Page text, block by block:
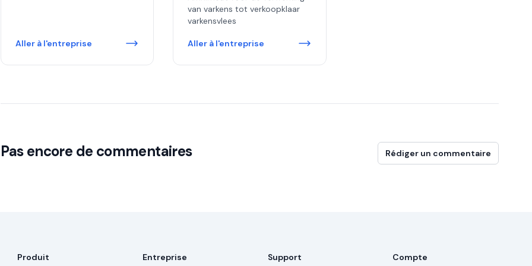
Aller à l'entreprise
van varkens tot verkoopklaar
varkensvlees
Aller à l'entreprise
Pas encore de commentaires Rédiger un commentaire
Produit Entreprise Support Compte